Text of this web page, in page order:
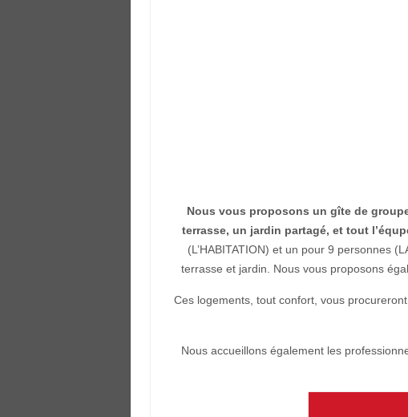
Nous vous proposons un gîte de
terrasse, un jardin partagé, et tout
(L’HABITATION) et un pour 9 personnes
terrasse et jardin. Nous vous proposons
Ces logements, tout confort, vous
Nous accueillons également les